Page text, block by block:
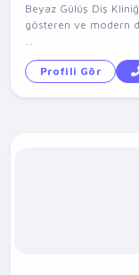
Beyaz Gülüş Diş
gösteren ve modern
...
Profili Gör